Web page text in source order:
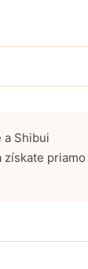
a Shibui
získate priamo